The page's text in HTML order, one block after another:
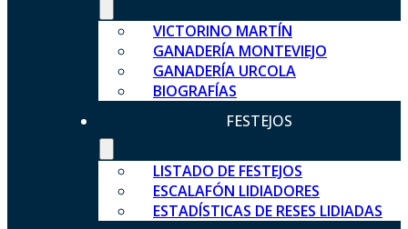
VICTORINO MARTÍN
GANADERÍA MONTEVIEJO
GANADERÍA URCOLA
BIOGRAFÍAS
FESTEJOS
LISTADO DE FESTEJOS
ESCALAFÓN LIDIADORES
ESTADÍSTICAS DE RESES LIDIADAS